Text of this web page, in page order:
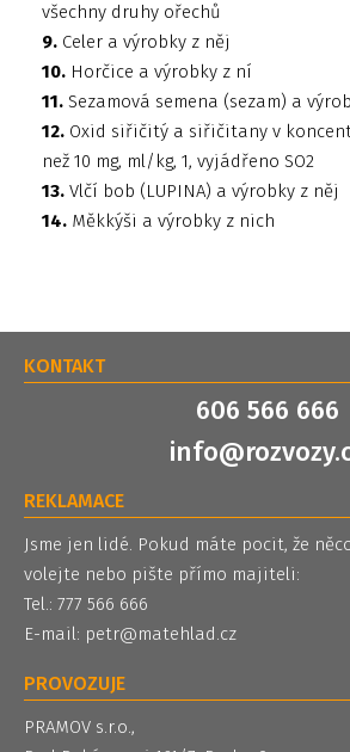
všechny druhy ořechů
9. Celer a výrobky z něj
10. Horčice a výrobky z ní
11. Sezamová semena (sezam) a
12. Oxid siřičitý a siřičitany v
než 10 mg, ml/kg, 1, vyjádřeno SO2
13. Vlčí bob (LUPINA) a výrobky z něj
14. Měkkýši a výrobky z nich
KONTAKT
606 566 666
REKLAMACE
Jsme jen lidé. Pokud máte pocit, že
volejte nebo pište přímo majiteli:
Tel.: 777 566 666
E-mail: petr@matehlad.cz
PROVOZUJE
PRAMOV s.r.o.,